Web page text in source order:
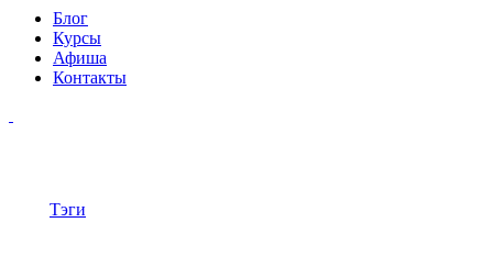
Блог
Курсы
Афиша
Контакты
Тэги